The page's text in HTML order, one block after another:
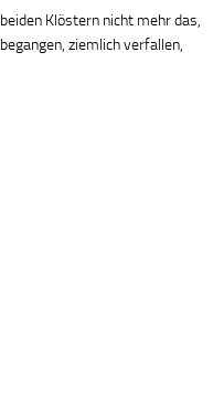
Klöstern nicht mehr das,
ziemlich verfallen,